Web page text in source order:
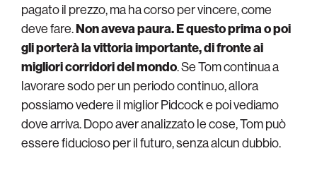
pagato il prezzo, ma ha corso per vincere, come
deve fare.Non aveva paura. E questo prima o poi
gli porterà la vittoria importante, di fronte ai
migliori corridori del mondo. Se Tom continua a
lavorare sodo per un periodo continuo, allora
possiamo vedere il miglior Pidcock e poi vediamo
dove arriva. Dopo aver analizzato le cose, Tom può
essere fiducioso per il futuro, senza alcun dubbio.